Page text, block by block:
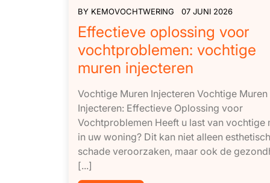
BY KEMOVOCHTWERING 07 JUNI 2026
Effectieve oplossing voor
vochtproblemen: vochtige
muren injecteren
Vochtige Muren Injecteren Vochtige Muren
Injecteren: Effectieve Oplossing voor
Vochtproblemen Heeft u last van vochtige
in uw woning? Dit kan niet alleen
schade veroorzaken, maar ook de
[...]